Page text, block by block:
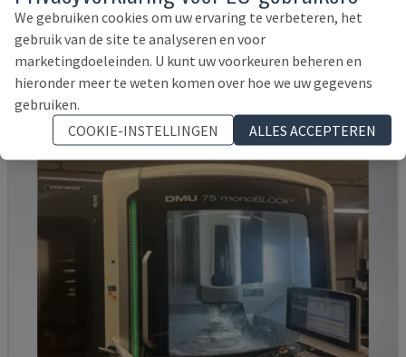
POSMILL - UNIVERSEEL BEWERKINGSCENTRUM
DUITSLAND 2021 11.514 UUR
177.000 €
We gebruiken cookies om uw ervaring te verbeteren, het
gebruik van de site te analyseren en voor
marketingdoeleinden. U kunt uw voorkeuren beheren en
hieronder meer te weten komen over hoe we uw gegevens
gebruiken.
COOKIE-INSTELLINGEN
ALLES ACCEPTEREN